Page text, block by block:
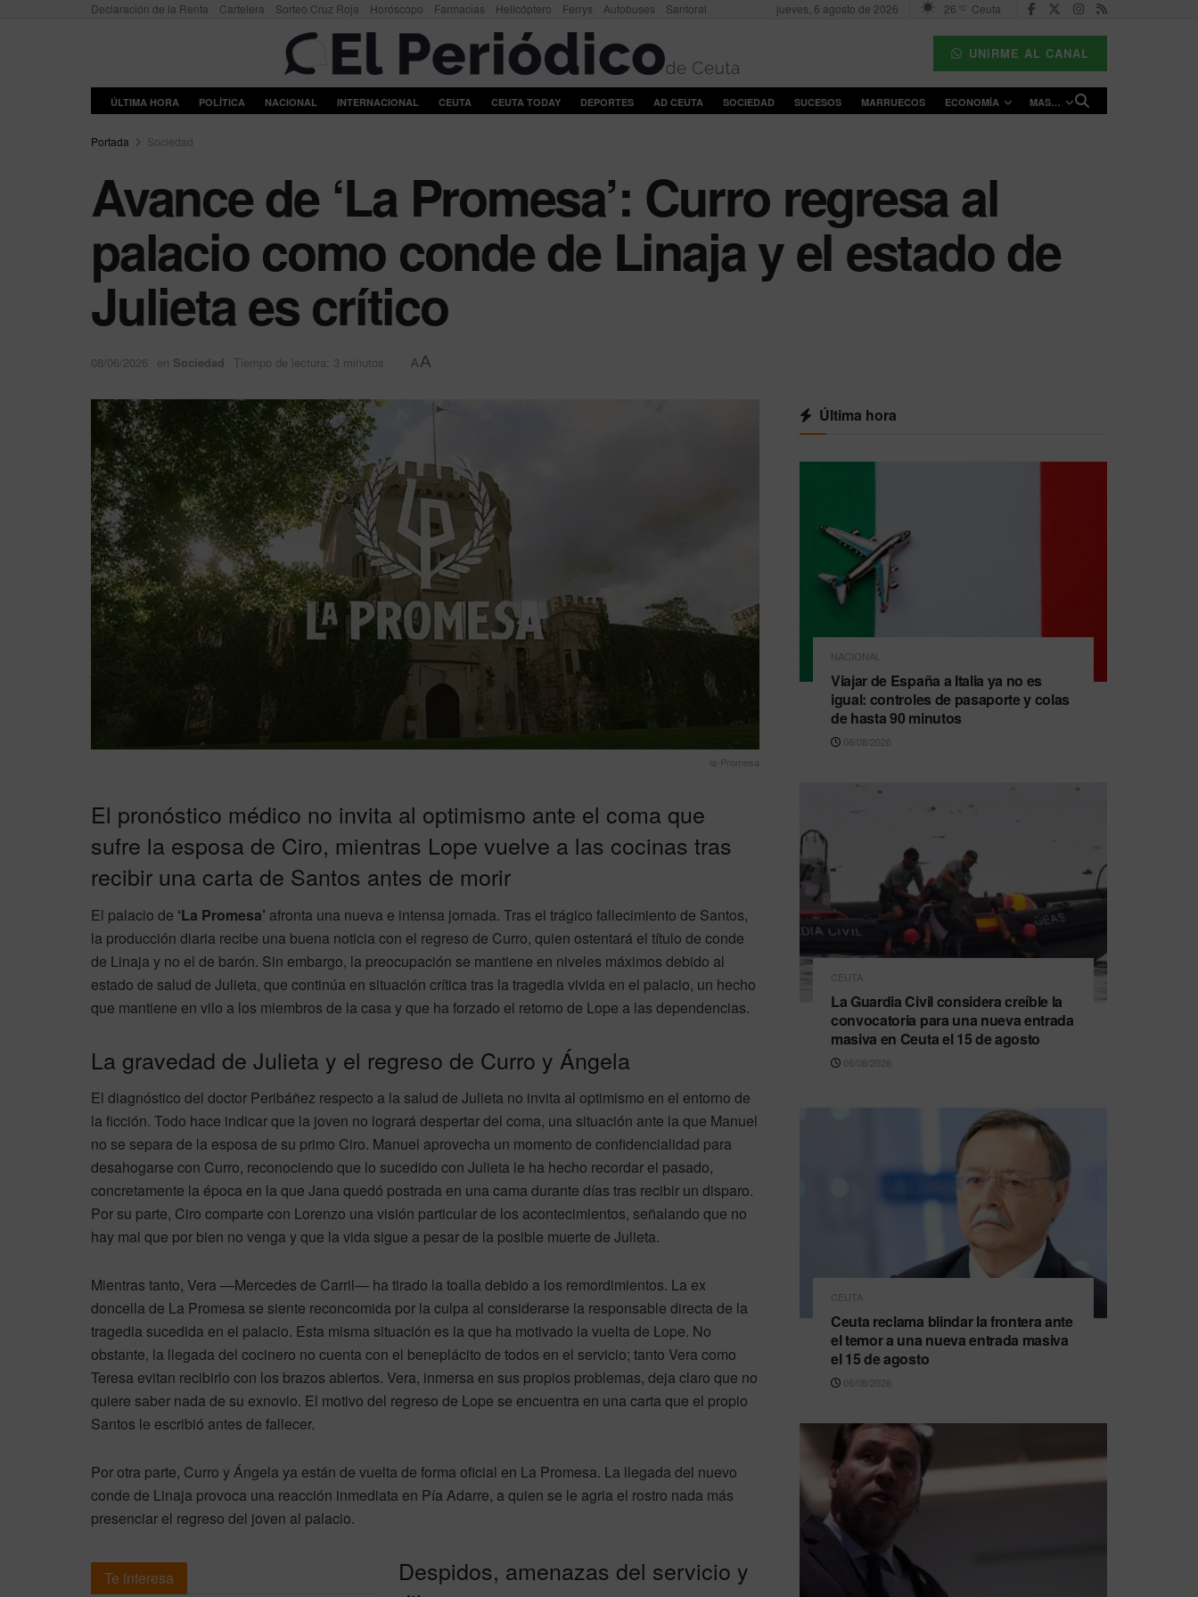
Declaración de la Renta Cartelera Sorteo Cruz Roja Horóscopo Farmacias Helicóptero Ferrys Autobuses Santoral jueves, 6 agosto de 2026 26 °C Ceuta
UNIRME AL CANAL
ÚLTIMA HORA POLÍTICA NACIONAL INTERNACIONAL CEUTA CEUTA TODAY DEPORTES AD CEUTA SOCIEDAD SUCESOS MARRUECOS ECONOMÍA MAS…
Portada Sociedad
Avance de ‘La Promesa’: Curro regresa al
palacio como conde de Linaja y el estado de
Julieta es crítico
08/06/2026 en Sociedad Tiempo de lectura: 3 minutos AA
la-Promesa
El pronóstico médico no invita al optimismo ante el coma que
sufre la esposa de Ciro, mientras Lope vuelve a las cocinas tras
recibir una carta de Santos antes de morir
El palacio de ‘La Promesa’ afronta una nueva e intensa jornada. Tras el trágico fallecimiento de Santos,
la producción diaria recibe una buena noticia con el regreso de Curro, quien ostentará el título de conde
de Linaja y no el de barón. Sin embargo, la preocupación se mantiene en niveles máximos debido al
estado de salud de Julieta, que continúa en situación crítica tras la tragedia vivida en el palacio, un hecho
que mantiene en vilo a los miembros de la casa y que ha forzado el retorno de Lope a las dependencias.
La gravedad de Julieta y el regreso de Curro y Ángela
El diagnóstico del doctor Peribáñez respecto a la salud de Julieta no invita al optimismo en el entorno de
la ficción. Todo hace indicar que la joven no logrará despertar del coma, una situación ante la que Manuel
no se separa de la esposa de su primo Ciro. Manuel aprovecha un momento de confidencialidad para
desahogarse con Curro, reconociendo que lo sucedido con Julieta le ha hecho recordar el pasado,
concretamente la época en la que Jana quedó postrada en una cama durante días tras recibir un disparo.
Por su parte, Ciro comparte con Lorenzo una visión particular de los acontecimientos, señalando que no
hay mal que por bien no venga y que la vida sigue a pesar de la posible muerte de Julieta.
Mientras tanto, Vera —Mercedes de Carril— ha tirado la toalla debido a los remordimientos. La ex
doncella de La Promesa se siente reconcomida por la culpa al considerarse la responsable directa de la
tragedia sucedida en el palacio. Esta misma situación es la que ha motivado la vuelta de Lope. No
obstante, la llegada del cocinero no cuenta con el beneplácito de todos en el servicio; tanto Vera como
Teresa evitan recibirlo con los brazos abiertos. Vera, inmersa en sus propios problemas, deja claro que no
quiere saber nada de su exnovio. El motivo del regreso de Lope se encuentra en una carta que el propio
Santos le escribió antes de fallecer.
Por otra parte, Curro y Ángela ya están de vuelta de forma oficial en La Promesa. La llegada del nuevo
conde de Linaja provoca una reacción inmediata en Pía Adarre, a quien se le agria el rostro nada más
presenciar el regreso del joven al palacio.
Te interesa
Despidos, amenazas del servicio y
Última hora
NACIONAL
Viajar de España a Italia ya no es
igual: controles de pasaporte y colas
de hasta 90 minutos
06/08/2026
CEUTA
La Guardia Civil considera creíble la
convocatoria para una nueva entrada
masiva en Ceuta el 15 de agosto
06/08/2026
CEUTA
Ceuta reclama blindar la frontera ante
el temor a una nueva entrada masiva
el 15 de agosto
06/08/2026